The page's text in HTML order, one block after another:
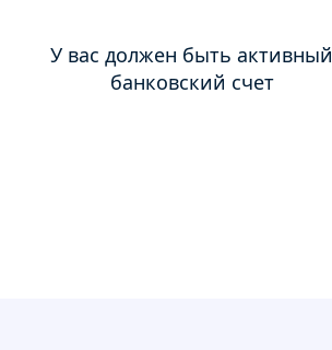
У вас должен быть активный
банковский счет